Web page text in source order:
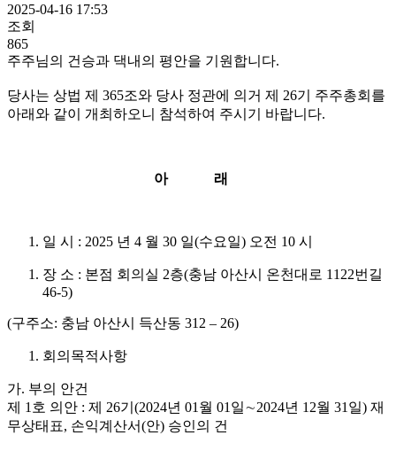
2025-04-16 17:53
조회
865
주주님의 건승과 댁내의 평안을 기원합니다.
당사는 상법 제 365조와 당사 정관에 의거 제 26기 주주총회를
아래와 같이 개최하오니 참석하여 주시기 바랍니다.
아 래
일 시 : 2025 년 4 월 30 일(수요일) 오전 10 시
장 소 : 본점 회의실 2층(충남 아산시 온천대로 1122번길
46-5)
(구주소: 충남 아산시 득산동 312 – 26)
회의목적사항
가. 부의 안건
제 1호 의안 : 제 26기(2024년 01월 01일∼2024년 12월 31일) 재
무상태표, 손익계산서(안) 승인의 건